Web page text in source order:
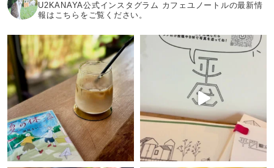
U2KANAYA公式インスタグラム カフェユノートルの最新情
報はこちらをご覧ください。